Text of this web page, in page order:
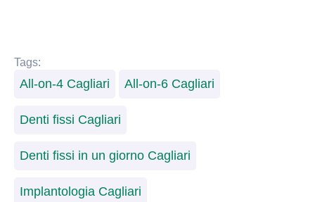
Tags:
All-on-4 Cagliari All-on-6 Cagliari
Denti fissi Cagliari
Denti fissi in un giorno Cagliari
Implantologia Cagliari